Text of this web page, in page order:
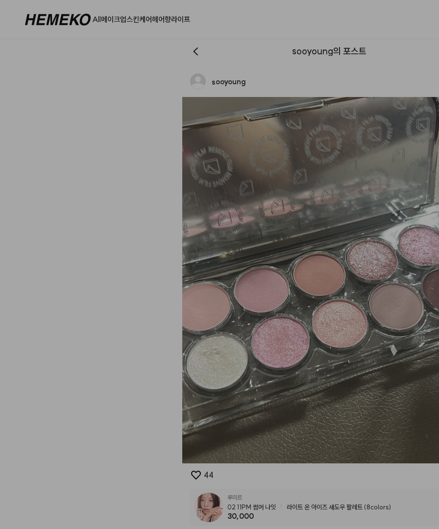
All메이크업스킨케어헤어향라이프
sooyoung의 포스트
sooyoung
44
루미르
02 11PM 썸머 나잇 라이트 온 아이즈 섀도우 팔레트 (8colors)
30,000